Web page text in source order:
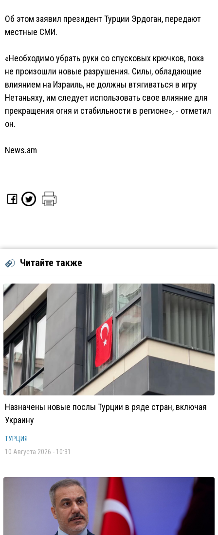
Об этом заявил президент Турции Эрдоган, передают
местные СМИ.
«Необходимо убрать руки со спусковых крючков, пока
не произошли новые разрушения. Силы, обладающие
влиянием на Израиль, не должны втягиваться в игру
Нетаньяху, им следует использовать свое влияние для
прекращения огня и стабильности в регионе», - отметил
он.
News.am
Читайте также
Назначены новые послы Турции в ряде стран, включая
Украину
ТУРЦИЯ
10 Августа 2026 - 10:31